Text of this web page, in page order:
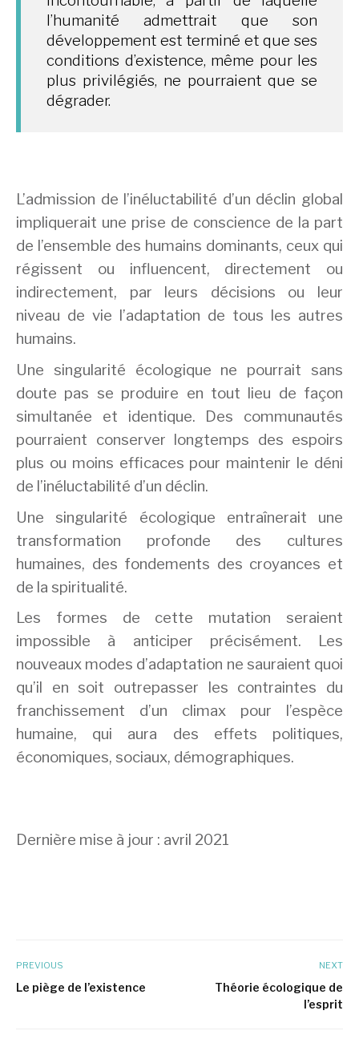
l’humanité admettrait que son
développement est terminé et que ses
conditions d’existence, même pour les
plus privilégiés, ne pourraient que se
dégrader.
L’admission de l’inéluctabilité d’un déclin global
impliquerait une prise de conscience de la part
de l’ensemble des humains dominants, ceux qui
régissent ou influencent, directement ou
indirectement, par leurs décisions ou leur
niveau de vie l’adaptation de tous les autres
humains.
Une singularité écologique ne pourrait sans
doute pas se produire en tout lieu de façon
simultanée et identique. Des communautés
pourraient conserver longtemps des espoirs
plus ou moins efficaces pour maintenir le déni
de l’inéluctabilité d’un déclin.
Une singularité écologique entraînerait une
transformation profonde des cultures
humaines, des fondements des croyances et
de la spiritualité.
Les formes de cette mutation seraient
impossible à anticiper précisément. Les
nouveaux modes d’adaptation ne sauraient quoi
qu’il en soit outrepasser les contraintes du
franchissement d’un climax pour l’espèce
humaine, qui aura des effets politiques,
économiques, sociaux, démographiques.
Dernière mise à jour : avril 2021
PREVIOUS
Le piège de l’existence
NEXT
Théorie écologique de
l’esprit